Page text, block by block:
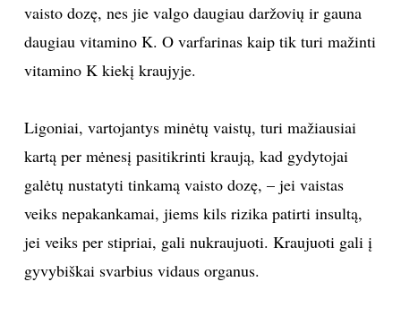
vaisto dozę, nes jie valgo daugiau daržovių ir gauna
daugiau vitamino K. O varfarinas kaip tik turi mažinti
vitamino K kiekį kraujyje.
Ligoniai, vartojantys minėtų vaistų, turi mažiausiai
kartą per mėnesį pasitikrinti kraują, kad gydytojai
galėtų nustatyti tinkamą vaisto dozę, – jei vaistas
veiks nepakankamai, jiems kils rizika patirti insultą,
jei veiks per stipriai, gali nukraujuoti. Kraujuoti gali į
gyvybiškai svarbius vidaus organus.